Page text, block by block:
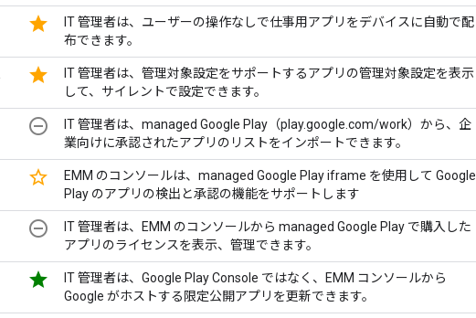
star
IT 管理者は、ユーザーの操作なしで仕事用アプリをデバイスに自動で配
布できます。
star
IT 管理者は、管理対象設定をサポートするアプリの管理対象設定を表示
して、サイレントで設定できます。
remove_circle_outline
IT 管理者は、managed Google Play（play.google.com/work）から、企
業向けに承認されたアプリのリストをインポートできます。
star_border
EMM のコンソールは、managed Google Play iframe を使用して Google
Play のアプリの検出と承認の機能をサポートします
remove_circle_outline
IT 管理者は、EMM のコンソールから managed Google Play で購入した
アプリのライセンスを表示、管理できます。
star
IT 管理者は、Google Play Console ではなく、EMM コンソールから
Google がホストする限定公開アプリを更新できます。